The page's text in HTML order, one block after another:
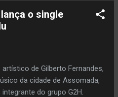
o single
artístico de Gilberto Fernandes,
da cidade de Assomada,
do grupo G2H.